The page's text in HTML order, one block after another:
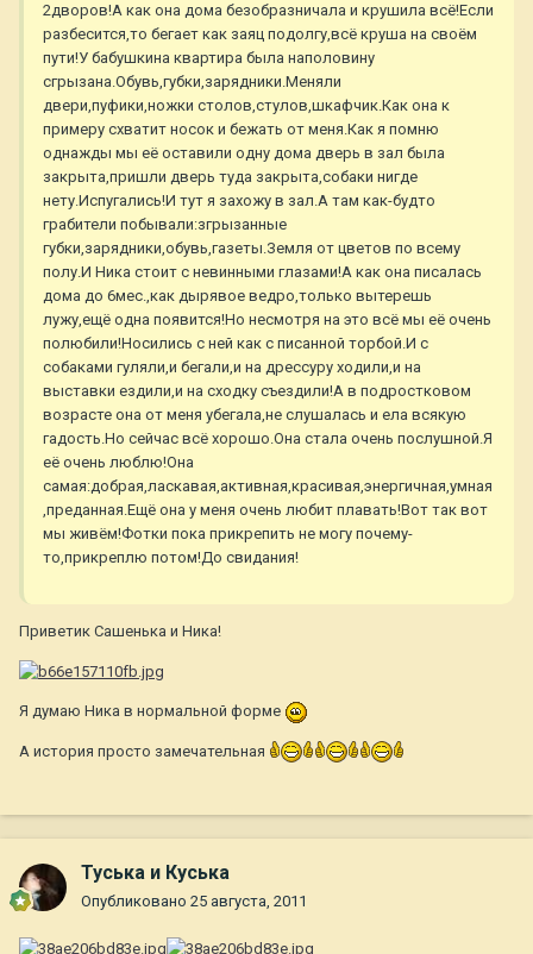
2дворов!А как она дома безобразничала и крушила всё!Если
разбесится,то бегает как заяц подолгу,всё круша на своём
пути!У бабушкина квартира была наполовину
сгрызана.Обувь,губки,зарядники.Меняли
двери,пуфики,ножки столов,стулов,шкафчик.Как она к
примеру схватит носок и бежать от меня.Как я помню
однажды мы её оставили одну дома дверь в зал была
закрыта,пришли дверь туда закрыта,собаки нигде
нету.Испугались!И тут я захожу в зал.А там как-будто
грабители побывали:згрызанные
губки,зарядники,обувь,газеты.Земля от цветов по всему
полу.И Ника стоит с невинными глазами!А как она писалась
дома до 6мес.,как дырявое ведро,только вытерешь
лужу,ещё одна появится!Но несмотря на это всё мы её очень
полюбили!Носились с ней как с писанной торбой.И с
собаками гуляли,и бегали,и на дрессуру ходили,и на
выставки ездили,и на сходку съездили!А в подростковом
возрасте она от меня убегала,не слушалась и ела всякую
гадость.Но сейчас всё хорошо.Она стала очень послушной.Я
её очень люблю!Она
самая:добрая,ласкавая,активная,красивая,энергичная,умная
,преданная.Ещё она у меня очень любит плавать!Вот так вот
мы живём!Фотки пока прикрепить не могу почему-
то,прикреплю потом!До свидания!
Приветик Сашенька и Ника!
Я думаю Ника в нормальной форме
А история просто замечательная
Туська и Куська
Опубликовано 25 августа, 2011